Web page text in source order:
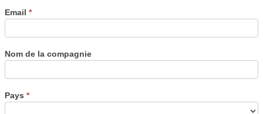
Email *
Nom de la compagnie
Pays *